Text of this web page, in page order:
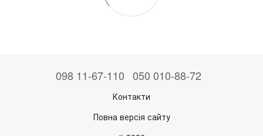
098 11-67-110 050 010-88-72
Контакти
Повна версія сайту